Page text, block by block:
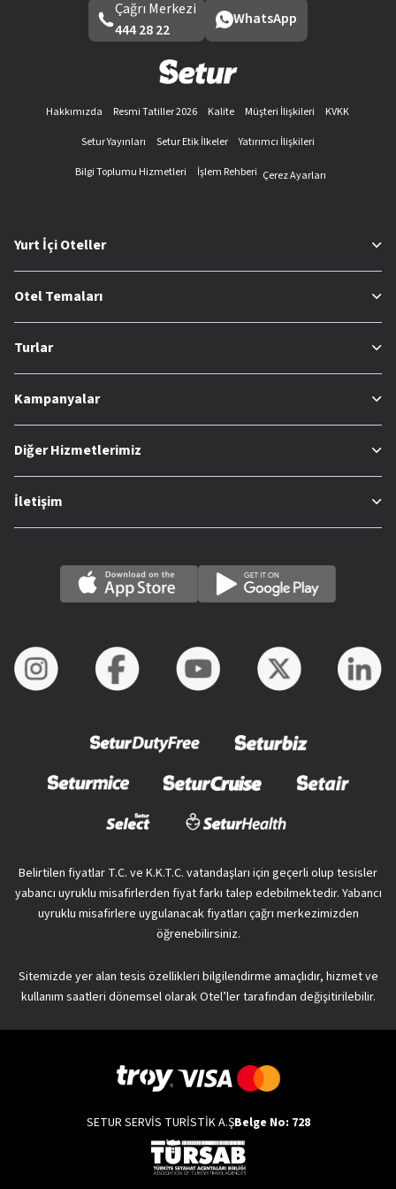
Çağrı Merkezi
444 28 22
WhatsApp
Hakkımızda Resmi Tatiller 2026 Kalite Müşteri İlişkileri
KVKK
Setur Yayınları
Setur Etik İlkeler
Yatırımcı İlişkileri
Bilgi Toplumu Hizmetleri
İşlem Rehberi Çerez Ayarları
Yurt İçi Oteller
Otel Temaları
Turlar
Kampanyalar
Diğer Hizmetlerimiz
İletişim
Belirtilen fiyatlar T.C. ve K.K.T.C. vatandaşları için geçerli olup tesisler
yabancı uyruklu misafirlerden fiyat farkı talep edebilmektedir. Yabancı
uyruklu misafirlere uygulanacak fiyatları çağrı merkezimizden
öğrenebilirsiniz.
Sitemizde yer alan tesis özellikleri bilgilendirme amaçlıdır, hizmet ve
kullanım saatleri dönemsel olarak Otel’ler tarafından değişitirilebilir.
SETUR SERVİS TURİSTİK A.ŞBelge No: 728